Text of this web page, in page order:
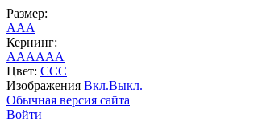
Размер:
AAA
Кернинг:
AAAAAA
Цвет: CCC
Изображения Вкл.Выкл.
Обычная версия сайта
Войти